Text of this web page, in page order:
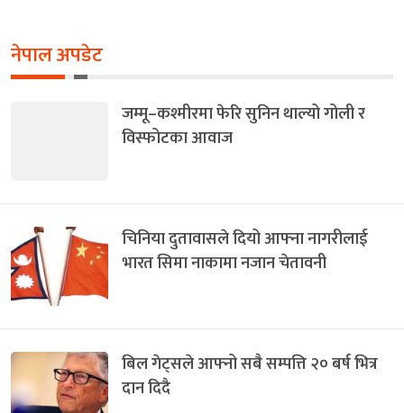
नेपाल अपडेट
जम्मू–कश्मीरमा फेरि सुनिन थाल्यो गोली र
विस्फोटका आवाज
चिनिया दुतावासले दियो आफ्ना नागरीलाई
भारत सिमा नाकामा नजान चेतावनी
बिल गेट्सले आफ्नो सबै सम्पत्ति २० बर्ष भित्र
दान दिदै